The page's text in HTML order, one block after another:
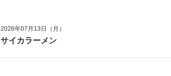
2026年07月13日（月）
サイカラーメン